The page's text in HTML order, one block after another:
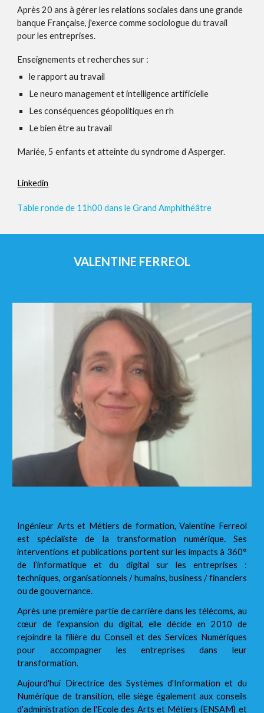
Après 20 ans à gérer les relations sociales dans une grande
banque Française, j'exerce comme sociologue du travail
pour les entreprises.
Enseignements et recherches sur :
le rapport au travail
Le neuro management et intelligence artificielle
Les conséquences géopolitiques en rh
Le bien être au travail
Mariée, 5 enfants et atteinte du syndrome d Asperger.
Linkedin
Table ronde de 11h00 dans le Grand Amphithéâtre
VALENTINE FERREOL
Ingénieur Arts et Métiers de formation, Valentine Ferreol
est spécialiste de la transformation numérique. Ses
interventions et publications portent sur les impacts à 360°
de l’informatique et du digital sur les entreprises :
techniques, organisationnels / humains, business / financiers
ou de gouvernance.
Après une première partie de carrière dans les télécoms, au
cœur de l'expansion du digital, elle décide en 2010 de
rejoindre la filière du Conseil et des Services Numériques
pour accompagner les entreprises dans leur
transformation.
Aujourd'hui Directrice des Systèmes d'Information et du
Numérique de transition, elle siège également aux conseils
d'administration de l'Ecole des Arts et Métiers (ENSAM) et